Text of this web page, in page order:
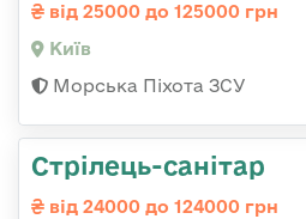
від 25000 до 125000 грн
Київ
Морська Піхота ЗСУ
Стрілець-санітар
від 24000 до 124000 грн